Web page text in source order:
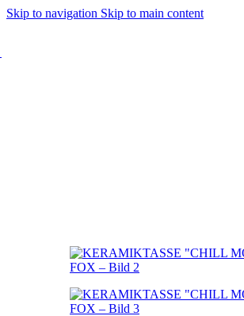
Skip to navigation Skip to main content